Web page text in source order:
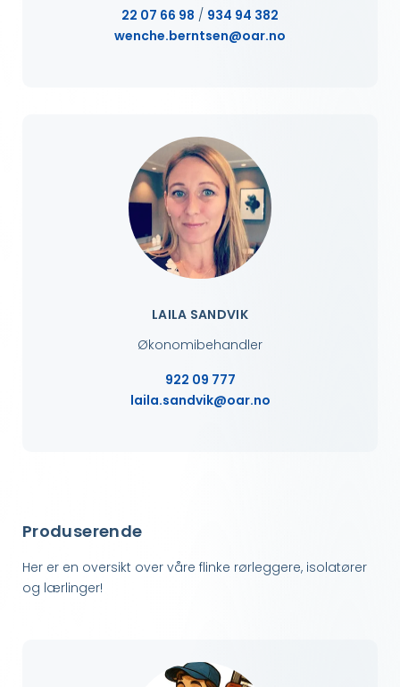
22 07 66 98 / 934 94 382
wenche.berntsen@oar.no
LAILA SANDVIK
Økonomibehandler
922 09 777
laila.sandvik@oar.no
Produserende
Her er en oversikt over våre flinke rørleggere, isolatører
og lærlinger!